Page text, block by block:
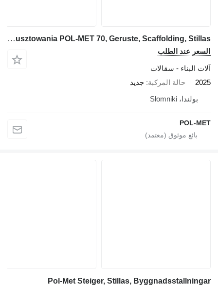
Pol-Met Rusztowania POL-MET 70, Geruste, Scaffolding, Stillas
السعر عند الطلب
آلات البناء - سقالات
2025
حالة المركبة جديد
بولندا، Słomniki
POL-MET
Pol-Met Steiger, Stillas, Byggnadsstallningar